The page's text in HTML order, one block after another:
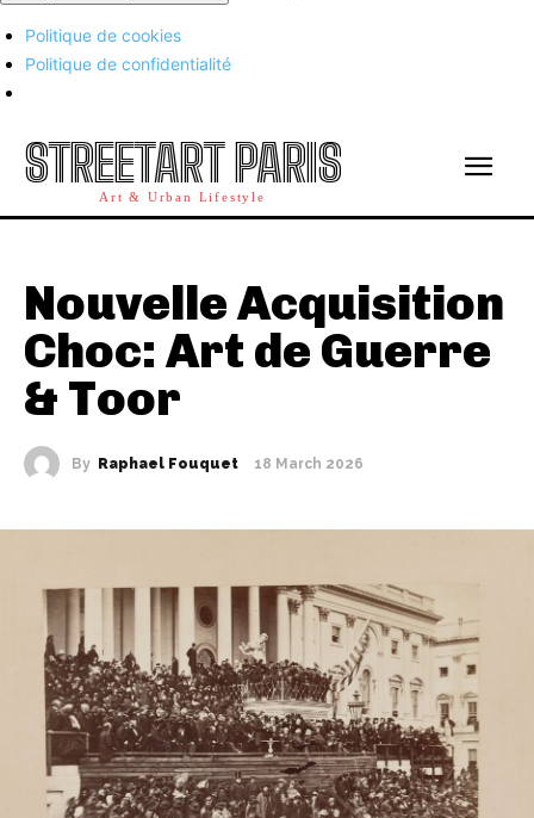
Politique de cookies
Politique de confidentialité
STREETART PARIS
Art & Urban Lifestyle
Nouvelle Acquisition
Choc: Art de Guerre
& Toor
By Raphael Fouquet 18 March 2026